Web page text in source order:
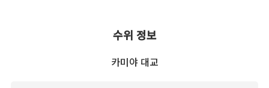
수위 정보
카미야 대교